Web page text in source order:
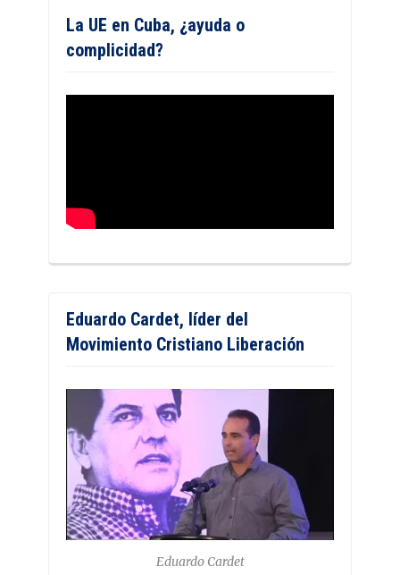
La UE en Cuba, ¿ayuda o
complicidad?
Eduardo Cardet, líder del
Movimiento Cristiano Liberación
Eduardo Cardet